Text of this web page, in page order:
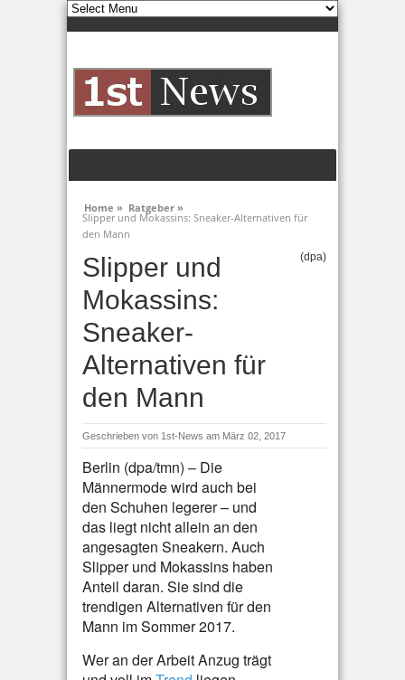
Home » Ratgeber »
Slipper und Mokassins: Sneaker-Alternativen für
den Mann
Slipper und
Mokassins:
Sneaker-
Alternativen für
den Mann
(dpa)
Geschrieben von 1st-News am März 02, 2017
Berlin (dpa/tmn) – Die
Männermode wird auch bei
den Schuhen legerer – und
das liegt nicht allein an den
angesagten Sneakern. Auch
Slipper und Mokassins haben
Anteil daran. Sie sind die
trendigen Alternativen für den
Mann im Sommer 2017.
Wer an der Arbeit Anzug trägt